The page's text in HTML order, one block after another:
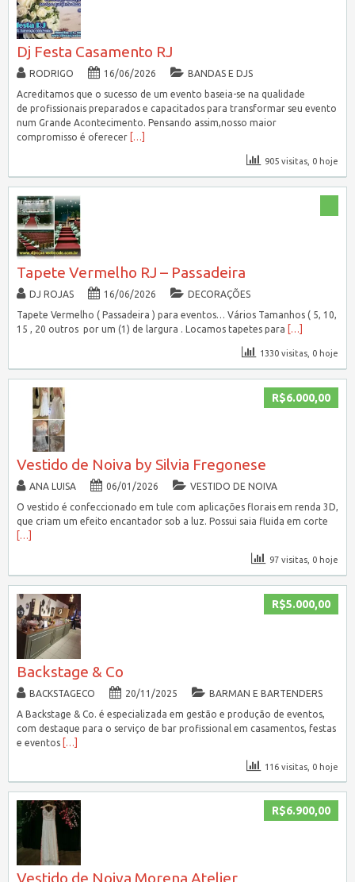
Dj Festa Casamento RJ
RODRIGO 16/06/2026
BANDAS E DJS
Acreditamos que o sucesso de um evento baseia-se na qualidade
de profissionais preparados e capacitados para transformar seu evento
num Grande Acontecimento. Pensando assim,nosso maior
compromisso é oferecer
[…]
905 visitas, 0 hoje
Tapete Vermelho RJ – Passadeira
DJ ROJAS 16/06/2026
DECORAÇÕES
Tapete Vermelho ( Passadeira ) para eventos… Vários Tamanhos ( 5, 10,
15 , 20 outros por um (1) de largura . Locamos tapetes para
[…]
1330 visitas, 0 hoje
R$6.000,00
Vestido de Noiva by Silvia Fregonese
ANA LUISA 06/01/2026
VESTIDO DE NOIVA
O vestido é confeccionado em tule com aplicações florais em renda 3D,
que criam um efeito encantador sob a luz. Possui saia fluida em corte
[…]
97 visitas, 0 hoje
R$5.000,00
Backstage & Co
BACKSTAGECO 20/11/2025
BARMAN E BARTENDERS
A Backstage & Co. é especializada em gestão e produção de eventos,
com destaque para o serviço de bar profissional em casamentos, festas
e eventos […]
116 visitas, 0 hoje
R$6.900,00
Vestido de Noiva Morena Atelier